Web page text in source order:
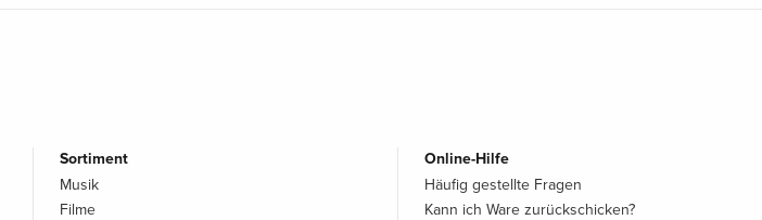
Sortiment
Musik
Filme
Online-Hilfe
Häufig gestellte Fragen
Kann ich Ware zurückschicken?